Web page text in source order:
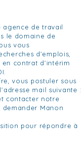
agence de travail
le domaine de
vous
d’emplois,
contrat d’intérim
vous postuler sous
mail suivante :
contacter notre
demander Manon
pour répondre à